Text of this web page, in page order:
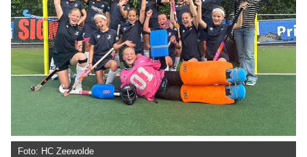
Foto: HC Zeewolde